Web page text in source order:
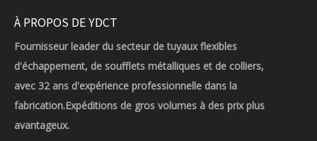
À PROPOS DE YDCT
Fournisseur leader du secteur de tuyaux flexibles
d'échappement, de soufflets métalliques et de colliers,
avec 32 ans d'expérience professionnelle dans la
fabrication.Expéditions de gros volumes à des prix plus
avantageux.